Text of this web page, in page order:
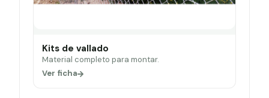
Kits de vallado
Material completo para montar.
Ver ficha